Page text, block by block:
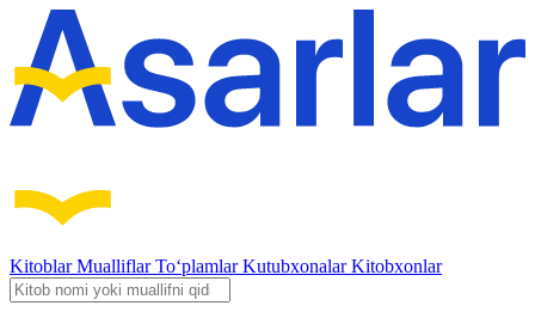
KitoblarMualliflarTo‘plamlarKutubxonalarKitobxonlar